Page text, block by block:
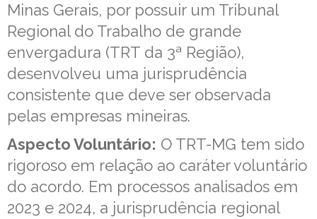
Minas Gerais, por possuir um Tribunal
Regional do Trabalho de grande
envergadura (TRT da 3ª Região),
desenvolveu uma jurisprudência
consistente que deve ser observada
pelas empresas mineiras.
Aspecto Voluntário: O TRT-MG tem sido
rigoroso em relação ao caráter voluntário
do acordo. Em processos analisados em
2023 e 2024, a jurisprudência regional